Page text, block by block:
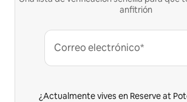
anfitrión
Correo electrónico*
¿Actualmente vives en Reserve at